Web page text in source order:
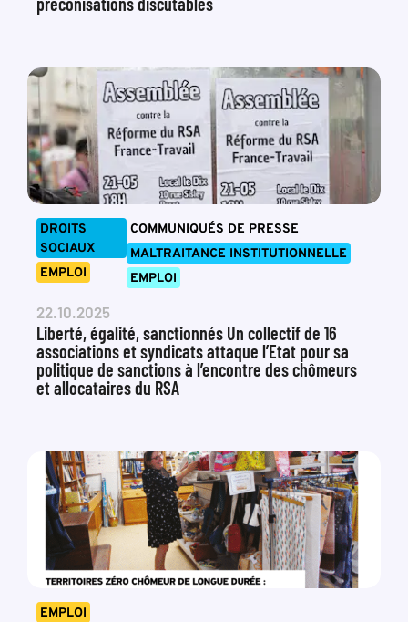
DROITS
SOCIAUX
EMPLOI
COMMUNIQUÉS DE PRESSE
MALTRAITANCE INSTITUTIONNELLE
EMPLOI
22.10.2025
Liberté, égalité, sanctionnés Un collectif de 16
associations et syndicats attaque l’Etat pour sa
politique de sanctions à l’encontre des chômeurs
et allocataires du RSA
EMPLOI